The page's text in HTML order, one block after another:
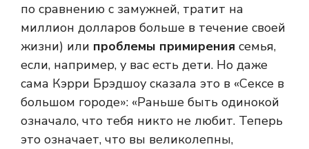
по сравнению с замужней, тратит на
миллион долларов больше в течение своей
жизни) или проблемы примирения семья,
если, например, у вас есть дети. Но даже
сама Кэрри Брэдшоу сказала это в «Сексе в
большом городе»: «Раньше быть одинокой
означало, что тебя никто не любит. Теперь
это означает, что вы великолепны,